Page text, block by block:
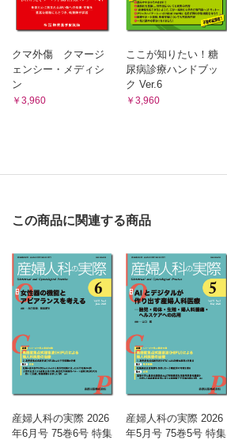
クマ外傷 クマージ
ェンシー・メディシ
ン
￥3,960
ここが知りたい！糖
尿病診療ハンドブッ
ク Ver.6
￥3,960
この商品に関連する商品
産婦人科の実際 2026
年6月号 75巻6号 特集
産婦人科の実際 2026
年5月号 75巻5号 特集